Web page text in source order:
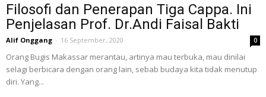
Filosofi dan Penerapan Tiga Cappa. Ini
Penjelasan Prof. Dr.Andi Faisal Bakti
Alif Onggang - 16 September, 2020 0
Orang Bugis Makassar merantau, artinya mau terbuka, mau dinilai
selagi berbicara dengan orang lain, sebab budaya kita tidak menutup
diri. Yang...